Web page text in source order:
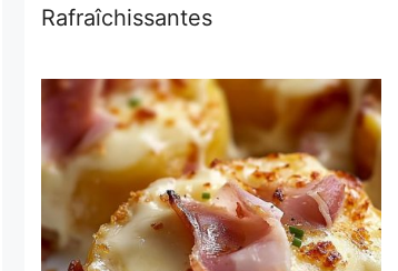
Rafraîchissantes